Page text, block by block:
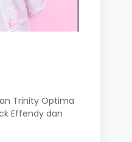
Trinity Optima
Effendy dan